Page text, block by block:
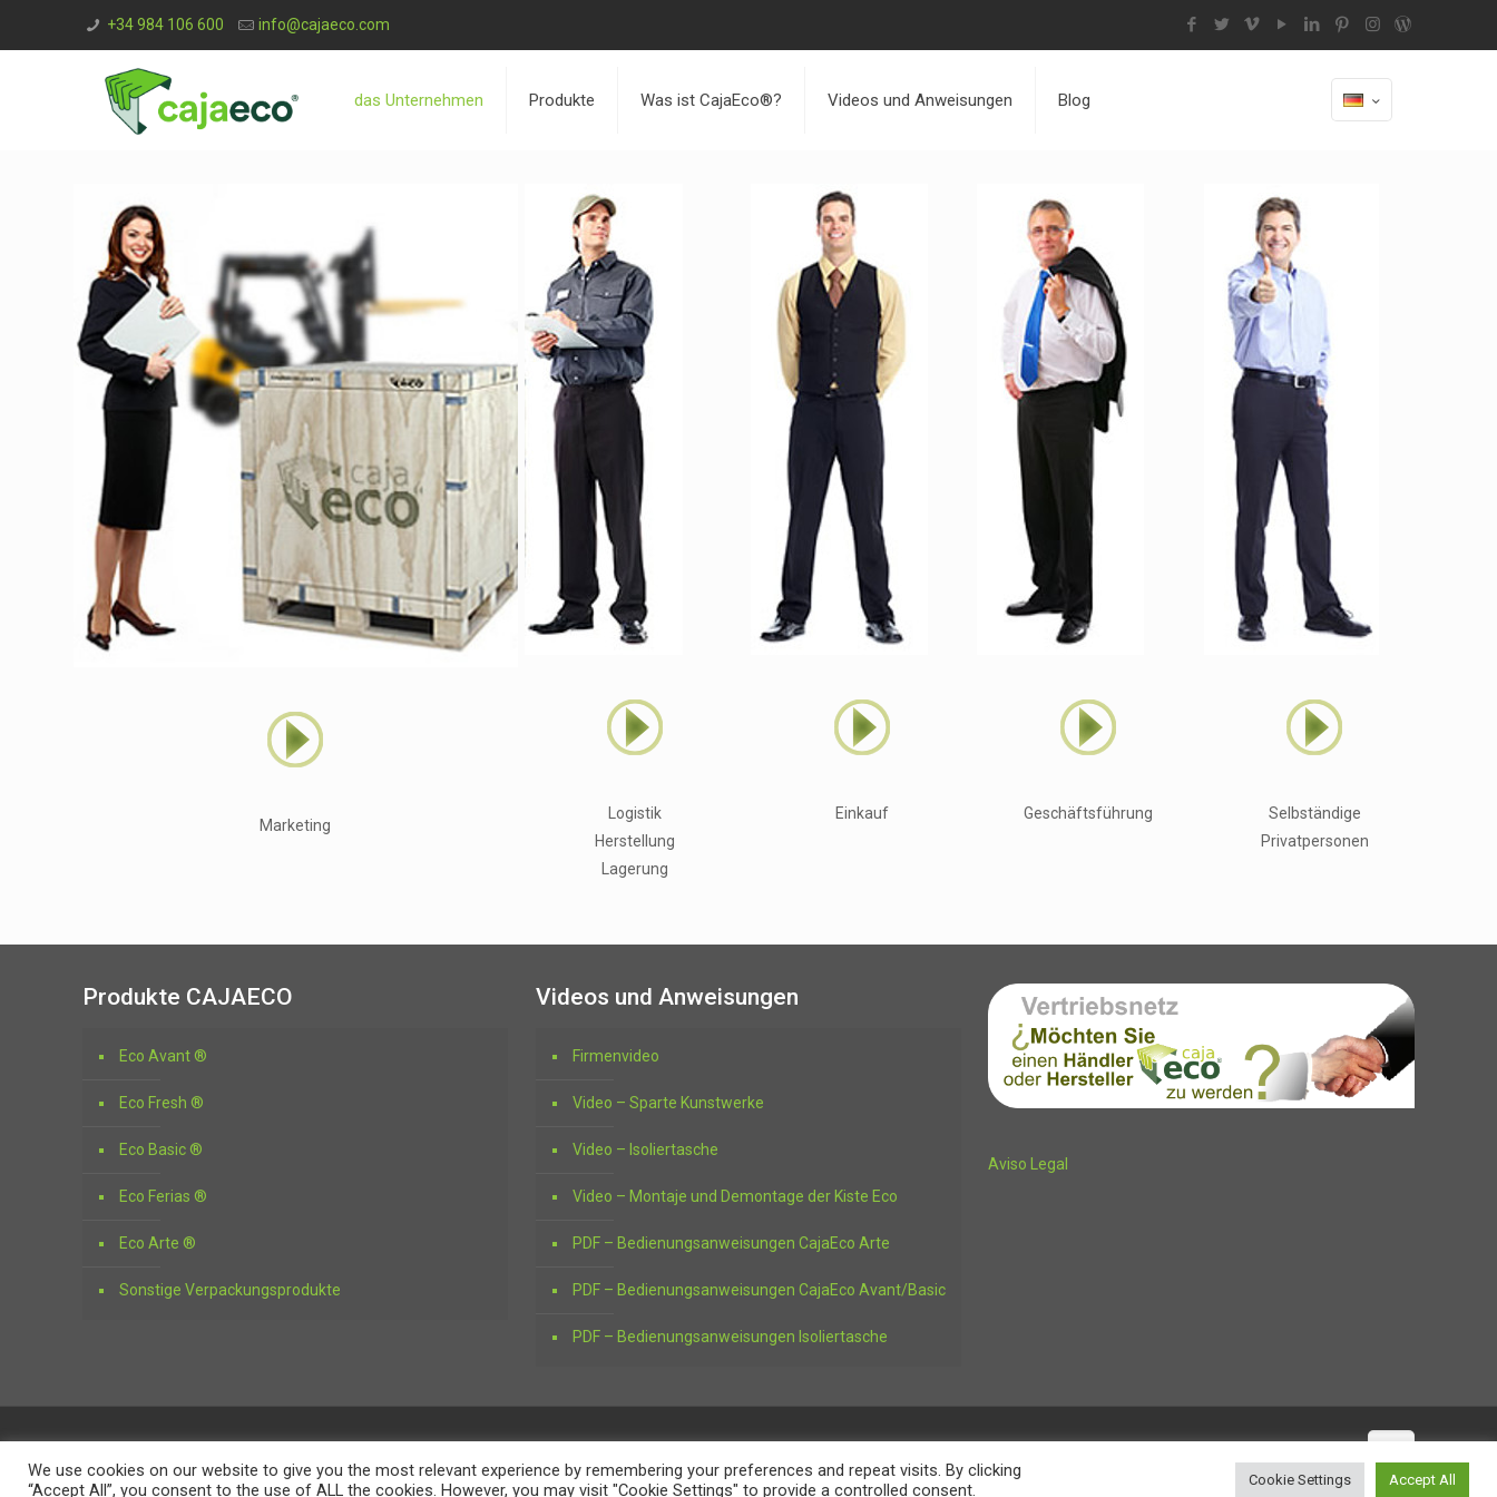
+34 984 106 600 info@cajaeco.com
das Unternehmen Produkte Was ist CajaEco®? Videos und Anweisungen Blog
Marketing
Logistik
Herstellung
Lagerung
Einkauf Geschäftsführung
Selbständige
Privatpersonen
Produkte CAJAECO
Eco Avant ®
Eco Fresh ®
Eco Basic ®
Eco Ferias ®
Eco Arte ®
Sonstige Verpackungsprodukte
Videos und Anweisungen
Firmenvideo
Video – Sparte Kunstwerke
Video – Isoliertasche
Video – Montaje und Demontage der Kiste Eco
PDF – Bedienungsanweisungen CajaEco Arte
PDF – Bedienungsanweisungen CajaEco Avant/Basic
PDF – Bedienungsanweisungen Isoliertasche
Aviso Legal
Localícenos cerca de Vd.
We use cookies on our website to give you the most relevant experience by remembering your preferences and repeat visits. By clicking
“Accept All”, you consent to the use of ALL the cookies. However, you may visit "Cookie Settings" to provide a controlled consent.
Cookie Settings Accept All